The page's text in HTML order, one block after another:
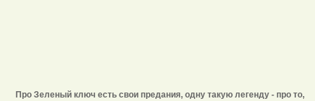
Про Зеленый ключ есть свои предания, одну такую легенду - про то,